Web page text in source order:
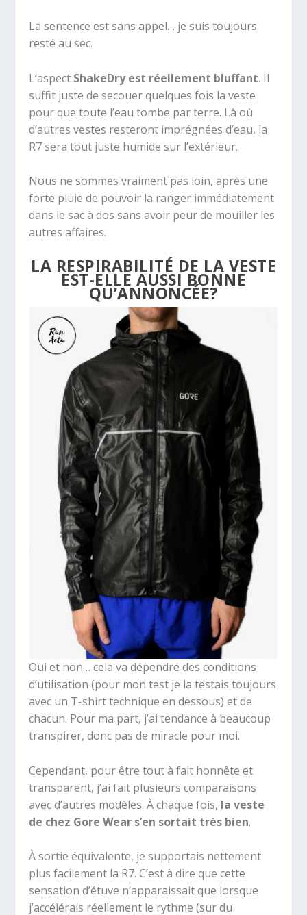
La sentence est sans appel… je suis toujours
resté au sec.
L’aspect ShakeDry est réellement bluffant. Il
suffit juste de secouer quelques fois la veste
pour que toute l’eau tombe par terre. Là où
d’autres vestes resteront imprégnées d’eau, la
R7 sera tout juste humide sur l’extérieur.
Nous ne sommes vraiment pas loin, après une
forte pluie de pouvoir la ranger immédiatement
dans le sac à dos sans avoir peur de mouiller les
autres affaires.
LA RESPIRABILITÉ DE LA VESTE
EST-ELLE AUSSI BONNE
QU’ANNONCÉE?
Oui et non… cela va dépendre des conditions
d’utilisation (pour mon test je la testais toujours
avec un T-shirt technique en dessous) et de
chacun. Pour ma part, j’ai tendance à beaucoup
transpirer, donc pas de miracle pour moi.
Cependant, pour être tout à fait honnête et
transparent, j’ai fait plusieurs comparaisons
avec d’autres modèles. À chaque fois, la veste
de chez Gore Wear s’en sortait très bien.
À sortie équivalente, je supportais nettement
plus facilement la R7. C’est à dire que cette
sensation d’étuve n’apparaissait que lorsque
j’accélérais réellement le rythme (sur du